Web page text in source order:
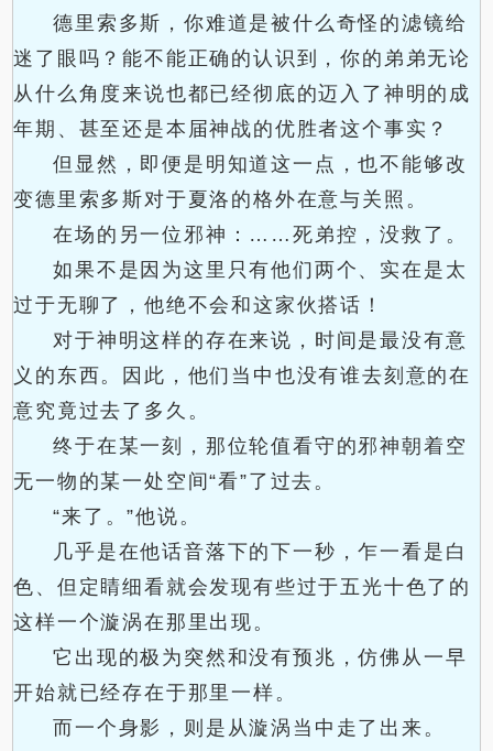
德里索多斯，你难道是被什么奇怪的滤镜给
迷了眼吗？能不能正确的认识到，你的弟弟无论
从什么角度来说也都已经彻底的迈入了神明的成
年期、甚至还是本届神战的优胜者这个事实？
但显然，即便是明知道这一点，也不能够改
变德里索多斯对于夏洛的格外在意与关照。
在场的另一位邪神：……死弟控，没救了。
如果不是因为这里只有他们两个、实在是太
过于无聊了，他绝不会和这家伙搭话！
对于神明这样的存在来说，时间是最没有意
义的东西。因此，他们当中也没有谁去刻意的在
意究竟过去了多久。
终于在某一刻，那位轮值看守的邪神朝着空
无一物的某一处空间“看”了过去。
“来了。”他说。
几乎是在他话音落下的下一秒，乍一看是白
色、但定睛细看就会发现有些过于五光十色了的
这样一个漩涡在那里出现。
它出现的极为突然和没有预兆，仿佛从一早
开始就已经存在于那里一样。
而一个身影，则是从漩涡当中走了出来。